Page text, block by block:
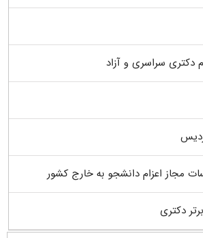
دکتری سراسری و آزاد
مجاز اعزام دانشجو به خارج کشور
دکتری